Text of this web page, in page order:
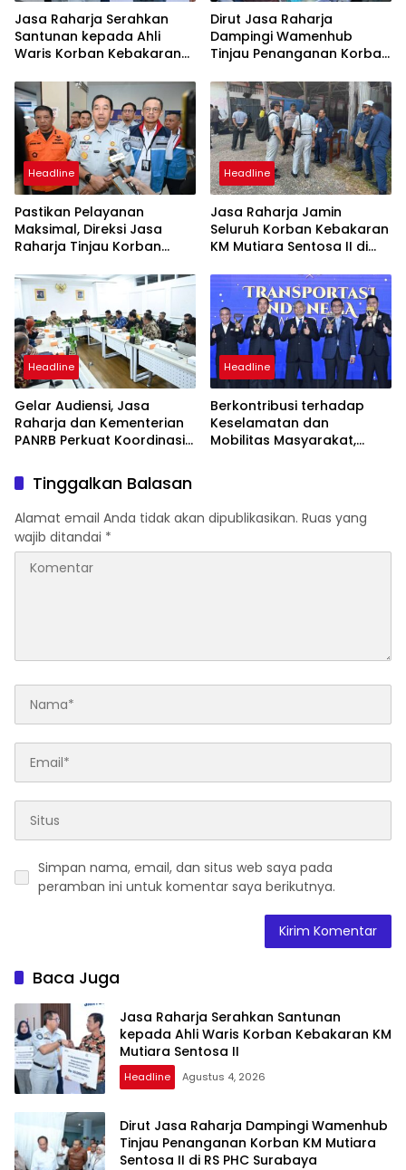
Jasa Raharja Serahkan
Santunan kepada Ahli
Waris Korban Kebakaran
Dirut Jasa Raharja
Dampingi Wamenhub
Tinjau Penanganan Korban
PHC Surabaya
Headline
Pastikan Pelayanan
Maksimal, Direksi Jasa
Raharja Tinjau Korban
Sentosa II
Headline
Jasa Raharja Jamin
Seluruh Korban Kebakaran
KM Mutiara Sentosa II di
Headline
Gelar Audiensi, Jasa
Raharja dan Kementerian
PANRB Perkuat Koordinasi
dan SWDKLLJ
Headline
Berkontribusi terhadap
Keselamatan dan
Mobilitas Masyarakat,
Awards 2026
Tinggalkan Balasan
Alamat email Anda tidak akan dipublikasikan. Ruas yang
wajib ditandai *
Simpan nama, email, dan situs web saya pada
peramban ini untuk komentar saya berikutnya.
Baca Juga
Jasa Raharja Serahkan Santunan
kepada Ahli Waris Korban Kebakaran KM
Mutiara Sentosa II
Headline Agustus 4, 2026
Dirut Jasa Raharja Dampingi Wamenhub
Tinjau Penanganan Korban KM Mutiara
Sentosa II di RS PHC Surabaya